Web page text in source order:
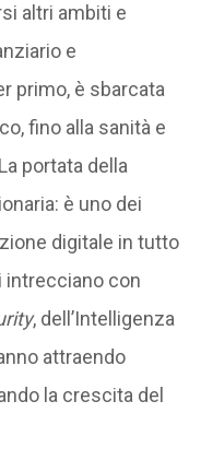
altri ambiti e
e
primo, è sbarcata
fino alla sanità e
portata della
è uno dei
digitale in tutto
intrecciano con
, dell’Intelligenza
attraendo
la crescita del